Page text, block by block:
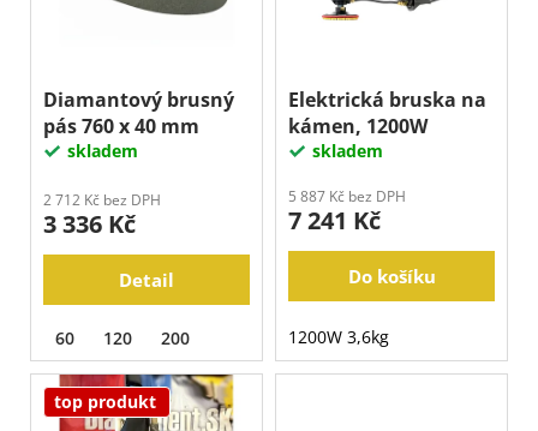
Diamantový brusný
pás 760 x 40 mm
skladem
2 712 Kč bez DPH
3 336 Kč
Detail
60 120 200
Elektrická bruska na
kámen, 1200W
skladem
5 887 Kč bez DPH
7 241 Kč
Do košíku
1200W 3,6kg
top produkt